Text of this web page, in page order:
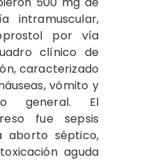
intramuscular,
por vía
clínico de
caracterizado
vómito y
general. El
fue sepsis
aborto séptico,
aguda